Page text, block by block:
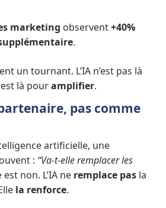
marketing observent+40%
.
un tournant. L’IA n’est pas là
là pouramplifier.
pas comme
artificielle, une
: “Va-t-elle remplacer les
non. L’IA ne remplace pas la
la renforce.